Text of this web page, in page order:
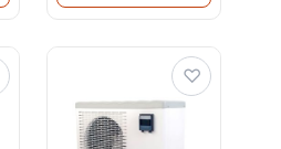
♡